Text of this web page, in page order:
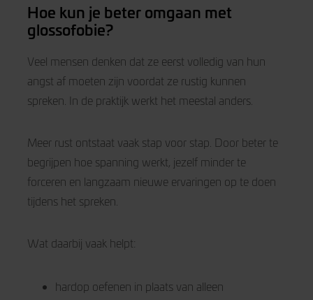
Hoe kun je beter omgaan met
glossofobie?
Veel mensen denken dat ze eerst volledig van hun
angst af moeten zijn voordat ze rustig kunnen
spreken. In de praktijk werkt het meestal anders.
Meer rust ontstaat vaak stap voor stap. Door beter te
begrijpen hoe spanning werkt, jezelf minder te
forceren en langzaam nieuwe ervaringen op te doen
tijdens het spreken.
Wat daarbij vaak helpt:
hardop oefenen in plaats van alleen